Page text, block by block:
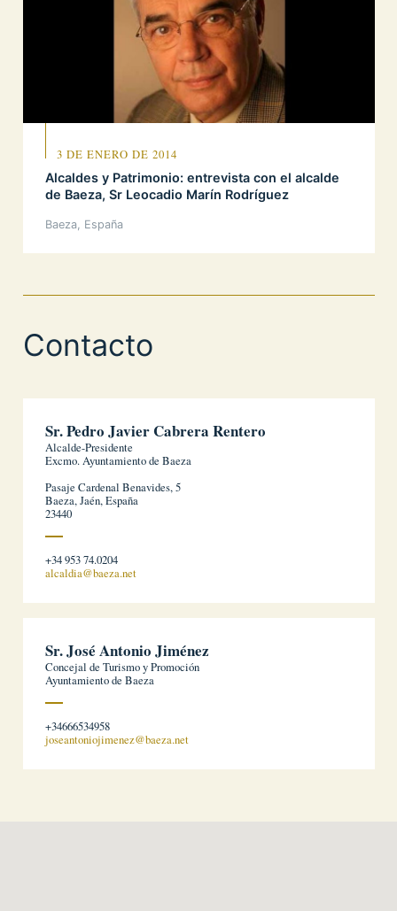
3 DE ENERO DE 2014
Alcaldes y Patrimonio: entrevista con el alcalde
de Baeza, Sr Leocadio Marín Rodríguez
Baeza, España
Contacto
Sr. Pedro Javier Cabrera Rentero
Alcalde-Presidente
Excmo. Ayuntamiento de Baeza
Pasaje Cardenal Benavides, 5
Baeza, Jaén, España
23440
+34 953 74.0204
alcaldia@baeza.net
Sr. José Antonio Jiménez
Concejal de Turismo y Promoción
Ayuntamiento de Baeza
+34666534958
joseantoniojimenez@baeza.net